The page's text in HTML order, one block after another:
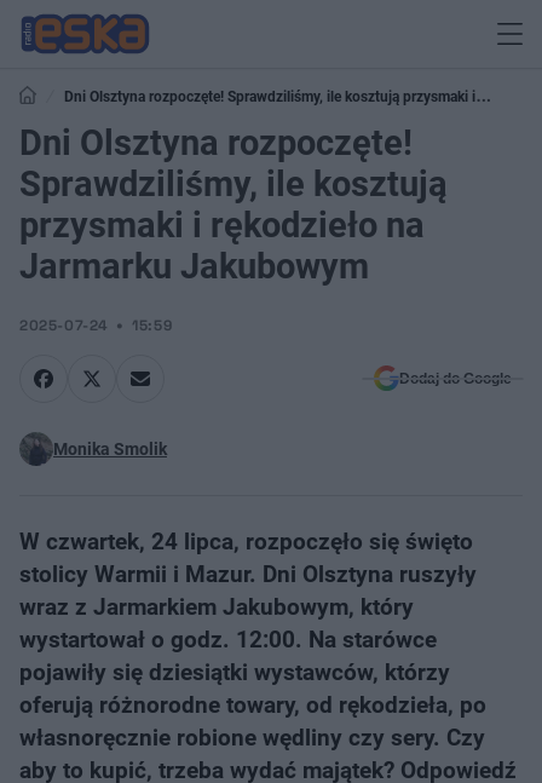
Dni Olsztyna rozpoczęte! Sprawdziliśmy, ile kosztują przysmaki i
rękodzieło na Jarmarku Jakubowym
Dni Olsztyna rozpoczęte!
Sprawdziliśmy, ile kosztują
przysmaki i rękodzieło na
Jarmarku Jakubowym
2025-07-24 15:59
Dodaj do Google
Monika Smolik
W czwartek, 24 lipca, rozpoczęło się święto
stolicy Warmii i Mazur. Dni Olsztyna ruszyły
wraz z Jarmarkiem Jakubowym, który
wystartował o godz. 12:00. Na starówce
pojawiły się dziesiątki wystawców, którzy
oferują różnorodne towary, od rękodzieła, po
własnoręcznie robione wędliny czy sery. Czy
aby to kupić, trzeba wydać majątek? Odpowiedź